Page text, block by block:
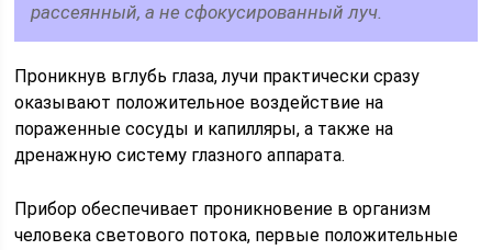
рассеянный, а не сфокусированный луч.
Проникнув вглубь глаза, лучи практически сразу
оказывают положительное воздействие на
пораженные сосуды и капилляры, а также на
дренажную систему глазного аппарата.
Прибор обеспечивает проникновение в организм
человека светового потока, первые положительные